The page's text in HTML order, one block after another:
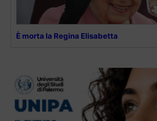
È morta la Regina Elisabetta